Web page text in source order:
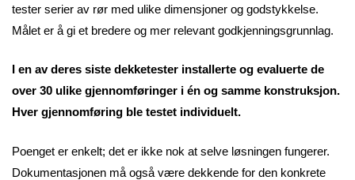
tester serier av rør med ulike dimensjoner og godstykkelse.
Målet er å gi et bredere og mer relevant godkjenningsgrunnlag.
I en av deres siste dekketester installerte og evaluerte de
over 30 ulike gjennomføringer i én og samme konstruksjon.
Hver gjennomføring ble testet individuelt.
Poenget er enkelt; det er ikke nok at selve løsningen fungerer.
Dokumentasjonen må også være dekkende for den konkrete